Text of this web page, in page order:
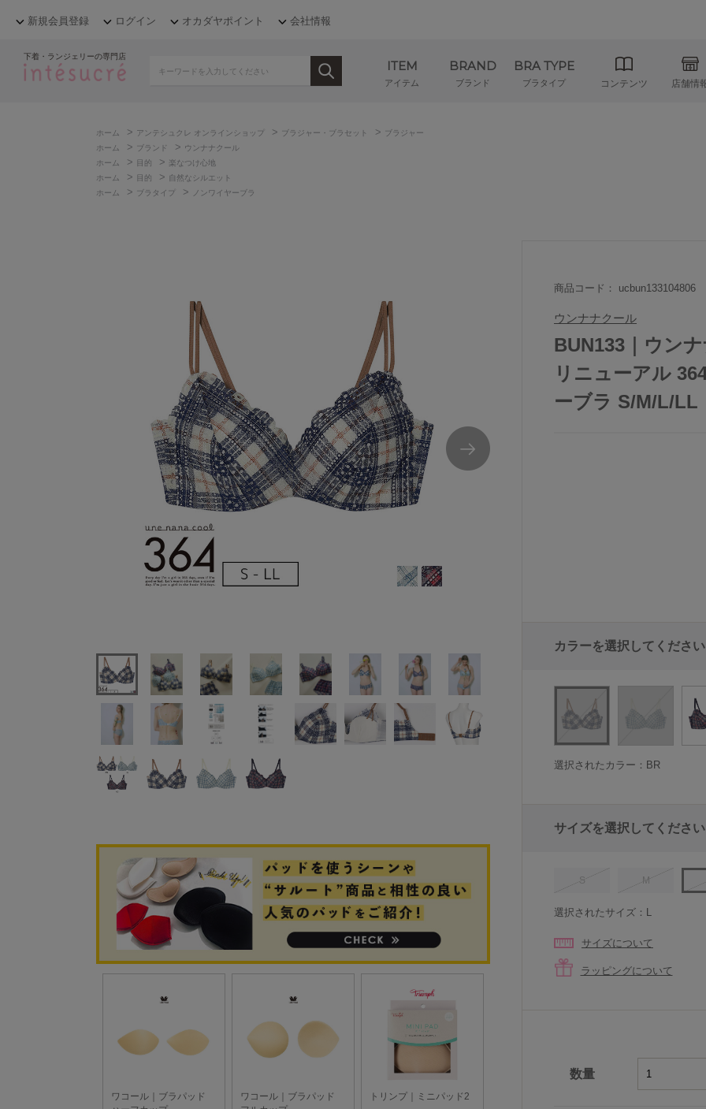
新規会員登録 ログイン オカダヤポイント 会社情報
下着・ランジェリーの専門店
ITEM
アイテム
BRAND
ブランド
BRA TYPE
ブラタイプ コンテンツ 店舗情
ホーム > アンテシュクレ オンラインショップ > ブラジャー・ブラセット > ブラジャー
ホーム
> ブランド > ウンナナクール
ホーム
> 目的 > 楽なつけ心地
ホーム
> 目的 > 自然なシルエット
ホーム
> ブラタイプ > ノンワイヤーブラ
商品コード： ucbun133104806
ウンナナクール
BUN133｜ウン
リニューアル
ーブラ S/M/L/LL
カラーを選択してください
選択されたカラー：BR
サイズを選択してください
S M
選択されたサイズ：L
サイズについて
ラッピングについて
数量